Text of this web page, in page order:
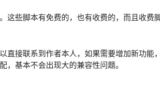
这些脚本有免费的，也有收费的，而且收费
直接联系到作者本人，如果需要增加新功能
基本不会出现大的兼容性问题。